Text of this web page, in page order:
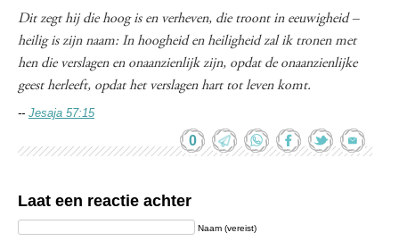
Dit zegt hij die hoog is en verheven, die troont in eeuwigheid –
heilig is zijn naam: In hoogheid en heiligheid zal ik tronen met
hen die verslagen en onaanzienlijk zijn, opdat de onaanzienlijke
geest herleeft, opdat het verslagen hart tot leven komt.
-- Jesaja 57:15
0
Laat een reactie achter
Naam (vereist)